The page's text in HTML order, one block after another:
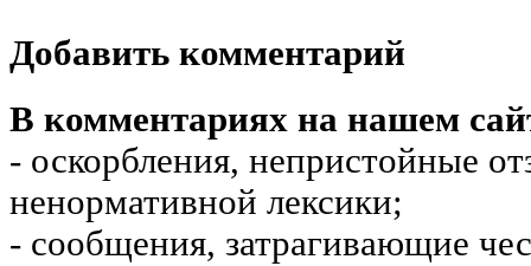
Добавить комментарий
В комментариях на нашем
- оскорбления, непристойные
ненормативной лексики;
- сообщения, затрагивающие